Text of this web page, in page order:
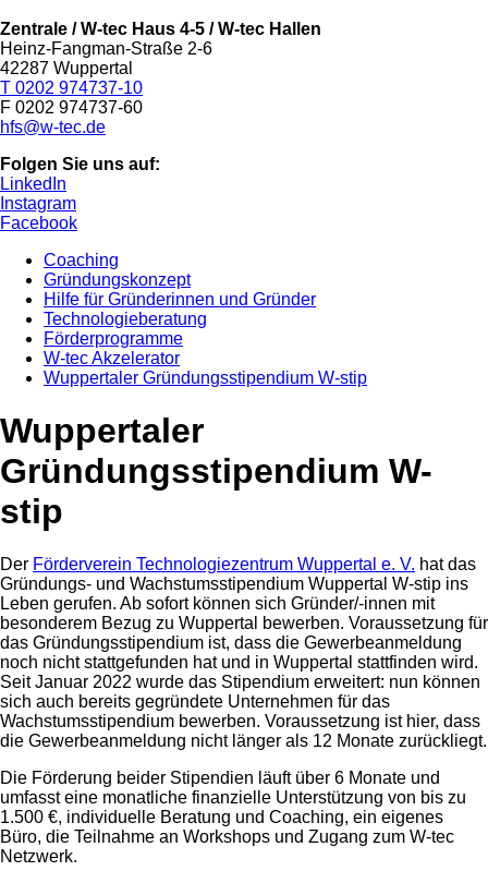
Zentrale / W-tec Haus 4-5 / W-tec Hallen
Heinz-Fangman-Straße 2-6
42287 Wuppertal
T 0202 974737-10
F 0202 974737-60
hfs@w-tec.de
Folgen Sie uns auf:
LinkedIn
Instagram
Facebook
Coaching
Gründungskonzept
Hilfe für Gründerinnen und Gründer
Technologieberatung
Förderprogramme
W-tec Akzelerator
Wuppertaler Gründungsstipendium W-stip
Wuppertaler
Gründungsstipendium W-
stip
Der Förderverein Technologiezentrum Wuppertal e. V. hat das
Gründungs- und Wachstumsstipendium Wuppertal W-stip ins
Leben gerufen. Ab sofort können sich Gründer/-innen mit
besonderem Bezug zu Wuppertal bewerben. Voraussetzung für
das Gründungsstipendium ist, dass die Gewerbeanmeldung
noch nicht stattgefunden hat und in Wuppertal stattfinden wird.
Seit Januar 2022 wurde das Stipendium erweitert: nun können
sich auch bereits gegründete Unternehmen für das
Wachstumsstipendium bewerben. Voraussetzung ist hier, dass
die Gewerbeanmeldung nicht länger als 12 Monate zurückliegt.
Die Förderung beider Stipendien läuft über 6 Monate und
umfasst eine monatliche finanzielle Unterstützung von bis zu
1.500 €, individuelle Beratung und Coaching, ein eigenes
Büro, die Teilnahme an Workshops und Zugang zum W-tec
Netzwerk.